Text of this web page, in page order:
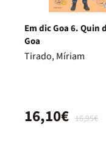
Em dic Goa 6. Quin
Goa
Tirado, Míriam
16,95€
16,10€